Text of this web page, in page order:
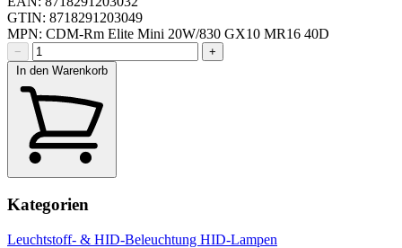
GTIN: 8718291203049
MPN: CDM-Rm Elite Mini 20W/830 GX10 MR16 40D
−
+
In den Warenkorb
Kategorien
Leuchtstoff- & HID-Beleuchtung HID-Lampen